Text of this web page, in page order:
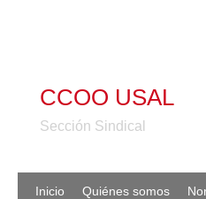
CCOO USAL
Sección Sindical
Inicio Quiénes somos